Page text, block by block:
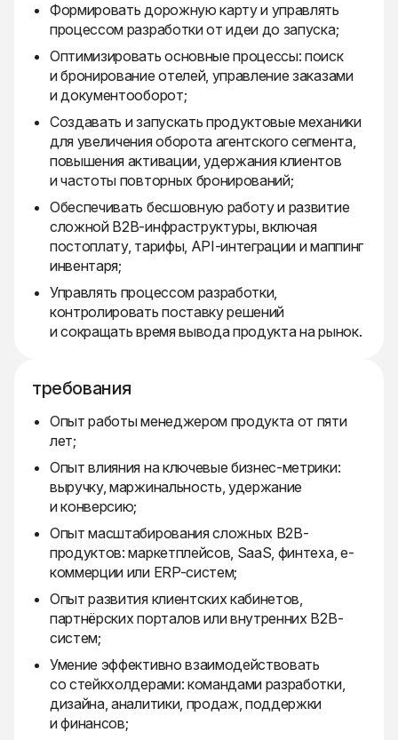
Формировать дорожную карту и управлять
процессом разработки от идеи до запуска;
Оптимизировать основные процессы: поиск
и бронирование отелей, управление заказами
и документооборот;
Создавать и запускать продуктовые механики
для увеличения оборота агентского сегмента,
повышения активации, удержания клиентов
и частоты повторных бронирований;
Обеспечивать бесшовную работу и развитие
сложной B2B-инфраструктуры, включая
постоплату, тарифы, API-интеграции и маппинг
инвентаря;
Управлять процессом разработки,
контролировать поставку решений
и сокращать время вывода продукта на рынок.
требования
Опыт работы менеджером продукта от пяти
лет;
Опыт влияния на ключевые бизнес-метрики:
выручку, маржинальность, удержание
и конверсию;
Опыт масштабирования сложных B2B-
продуктов: маркетплейсов, SaaS, финтеха, е-
коммерции или ERP-систем;
Опыт развития клиентских кабинетов,
партнёрских порталов или внутренних B2B-
систем;
Умение эффективно взаимодействовать
со стейкхолдерами: командами разработки,
дизайна, аналитики, продаж, поддержки
и финансов;